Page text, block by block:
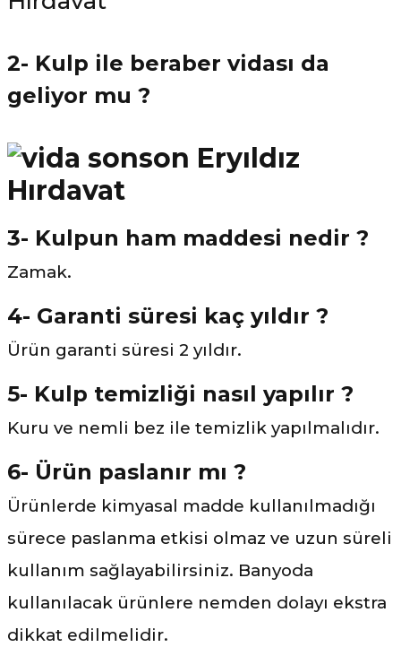
2- Kulp ile beraber vidası da
geliyor mu ?
3- Kulpun ham maddesi nedir ?
Zamak.
4- Garanti süresi kaç yıldır ?
Ürün garanti süresi 2 yıldır.
5- Kulp temizliği nasıl yapılır ?
Kuru ve nemli bez ile temizlik yapılmalıdır.
6- Ürün paslanır mı ?
Ürünlerde kimyasal madde kullanılmadığı
sürece paslanma etkisi olmaz ve uzun süreli
kullanım sağlayabilirsiniz. Banyoda
kullanılacak ürünlere nemden dolayı ekstra
dikkat edilmelidir.